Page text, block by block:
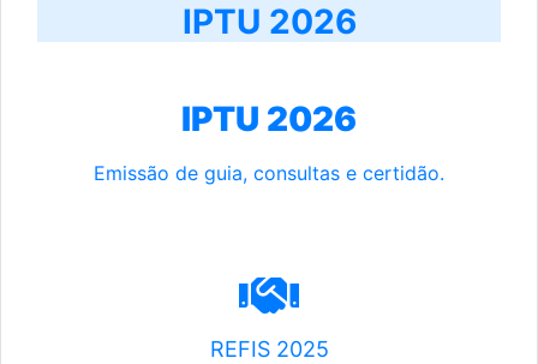
IPTU 2026
IPTU 2026
Emissão de guia, consultas e certidão.
REFIS 2025